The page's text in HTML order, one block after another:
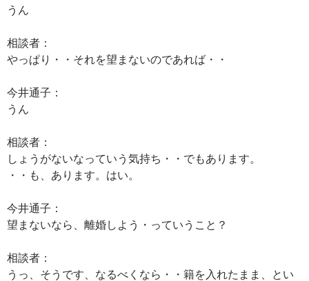
うん
相談者：
やっぱり・・それを望まないのであれば・・
今井通子：
うん
相談者：
しょうがないなっていう気持ち・・でもあります。
・・も、あります。はい。
今井通子：
望まないなら、離婚しよう・っていうこと？
相談者：
うっ、そうです、なるべくなら・・籍を入れたまま、とい